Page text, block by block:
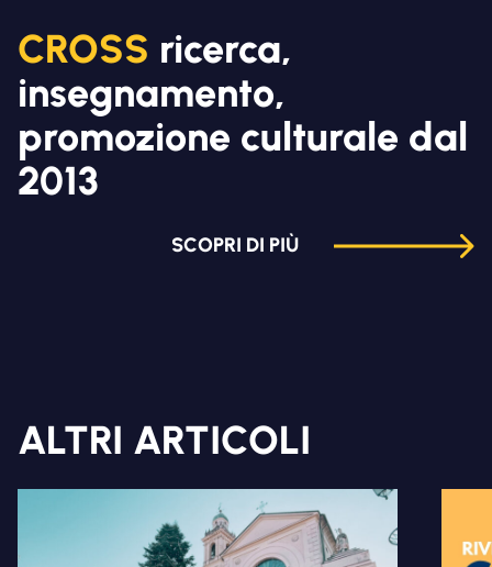
CROSS ricerca,
insegnamento,
promozione culturale dal
2013
SCOPRI DI PIÙ
ALTRI ARTICOLI